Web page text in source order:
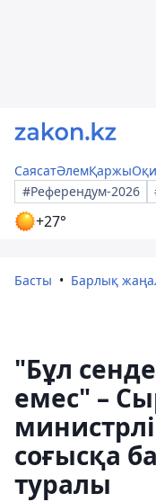
СаясатӘлемҚаржы
#Референдум-2026
+27°
Басты Барлық
"Бұл
емес" –
соғысқа
туралы